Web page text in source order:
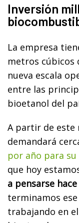
Inversión
La empresa
metros cúbicos
nueva escala
entre las
bioetanol del
A partir de este
demandará
por año para
que hoy
a pensarse
terminamos
trabajando en